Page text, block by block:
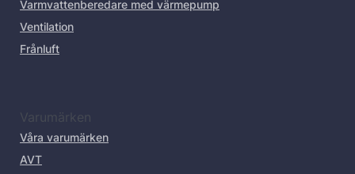
Varmvattenberedare med värmepump
Ventilation
Frånluft
Varumärken
Våra varumärken
AVT